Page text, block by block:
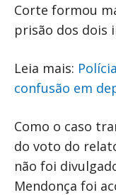
Corte formou
prisão dos dois
Leia mais:
confusão em
Como o caso
do voto do
não foi
Mendonça foi